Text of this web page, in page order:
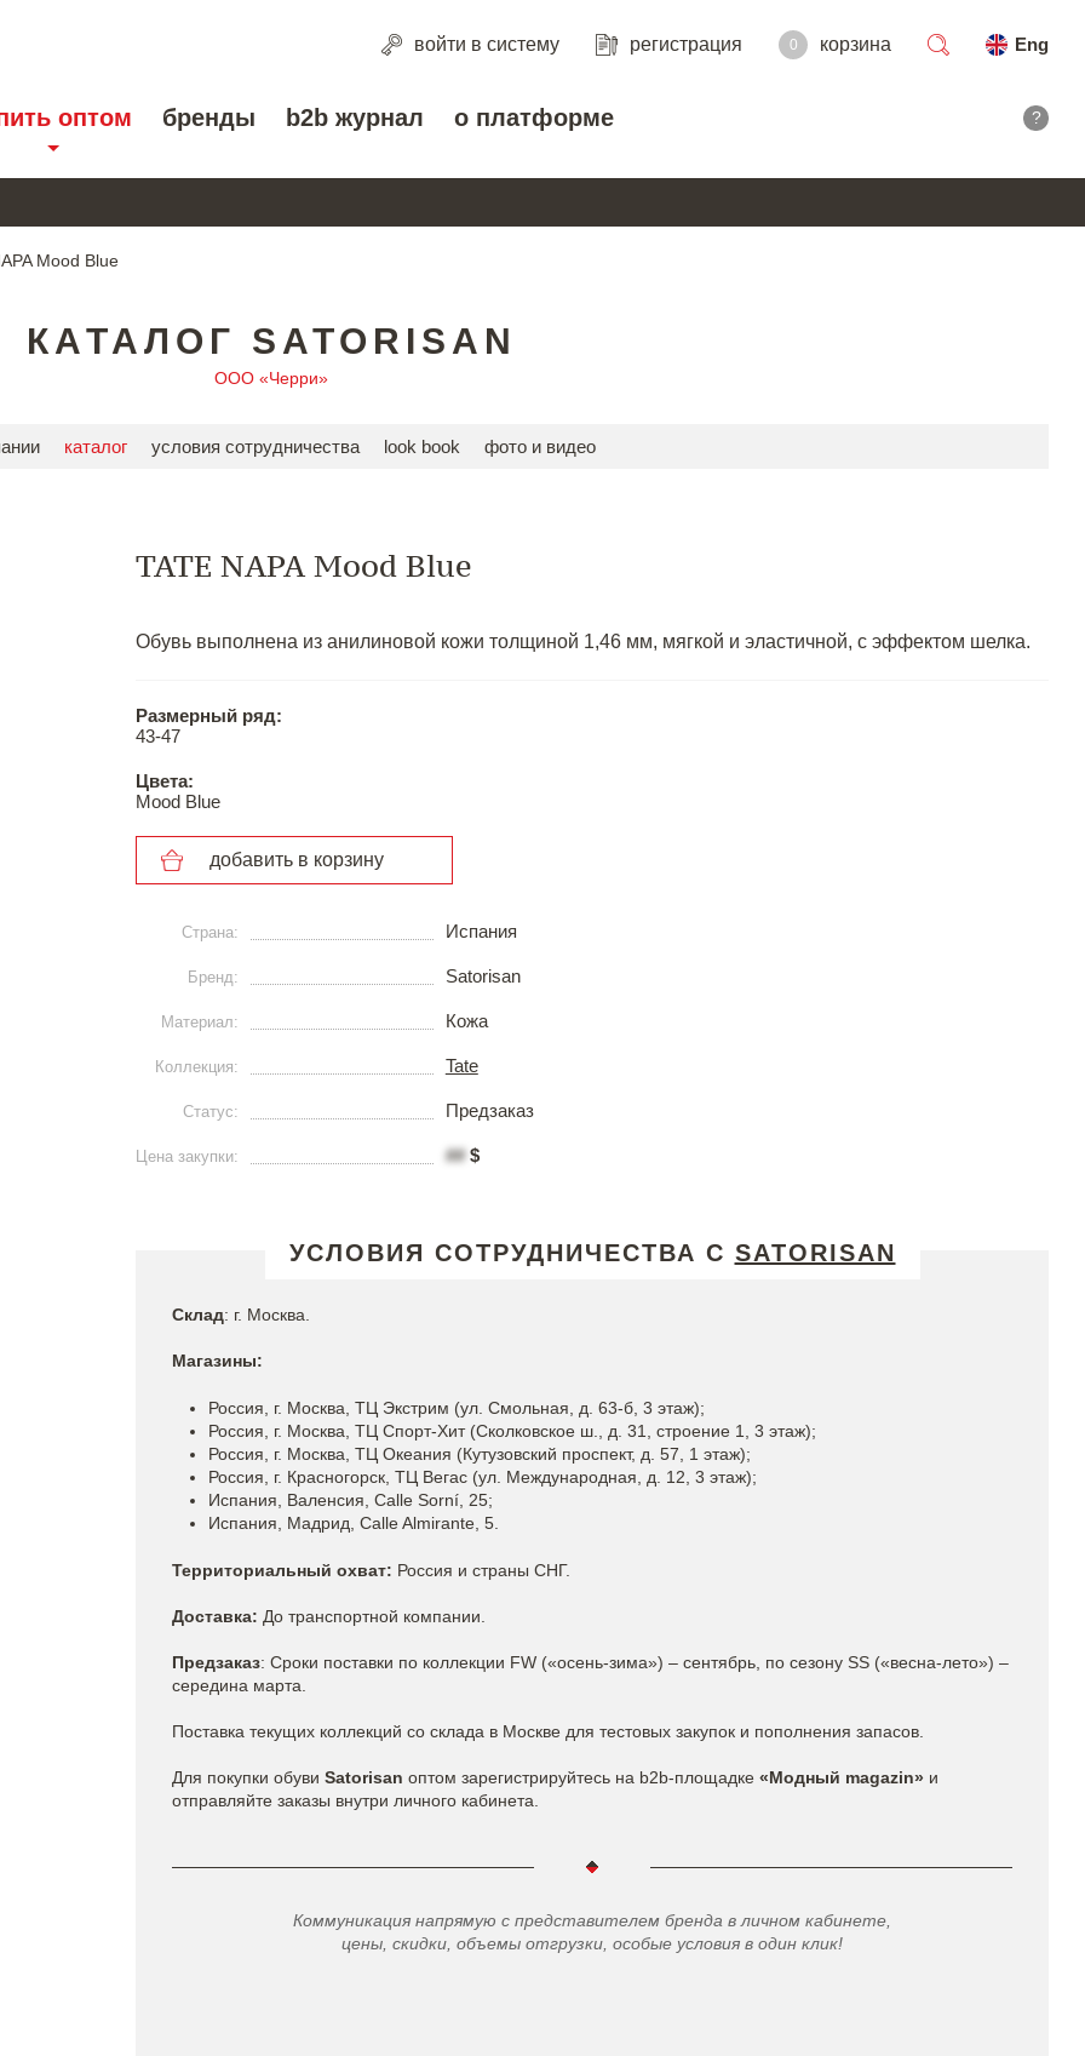
войти в систему регистрация 0 корзина
Eng
оптом бренды b2b журнал о платформе ?
Mood Blue
КАТАЛОГ SATORISAN
ООО «Черри»
каталог условия сотрудничества look book фото и видео
TATE NAPA Mood Blue
Обувь выполнена из анилиновой кожи толщиной 1,46 мм, мягкой и эластичной, с эффектом шелка.
Размерный ряд:
43-47
Цвета:
Mood Blue
добавить в корзину
Страна: Испания
Бренд: Satorisan
Материал: Кожа
Коллекция: Tate
Статус: Предзаказ
Цена закупки: ##$
УСЛОВИЯ СОТРУДНИЧЕСТВА С SATORISAN
Склад: г. Москва.
Магазины:
Россия, г. Москва, ТЦ Экстрим (ул. Смольная, д. 63-б, 3 этаж);
Россия, г. Москва, ТЦ Спорт-Хит (Сколковское ш., д. 31, строение 1, 3 этаж);
Россия, г. Москва, ТЦ Океания (Кутузовский проспект, д. 57, 1 этаж);
Россия, г. Красногорск, ТЦ Вегас (ул. Международная, д. 12, 3 этаж);
Испания, Валенсия, Calle Sorní, 25;
Испания, Мадрид, Calle Almirante, 5.
Территориальный охват: Россия и страны СНГ.
Доставка: До транспортной компании.
Предзаказ: Сроки поставки по коллекции FW («осень-зима») – сентябрь, по сезону SS («весна-лето») –
середина марта.
Поставка текущих коллекций со склада в Москве для тестовых закупок и пополнения запасов.
Для покупки обуви Satorisan оптом зарегистрируйтесь на b2b-площадке «Модный magazin» и
отправляйте заказы внутри личного кабинета.
Коммуникация напрямую с представителем бренда в личном кабинете,
цены, скидки, объемы отгрузки, особые условия в один клик!